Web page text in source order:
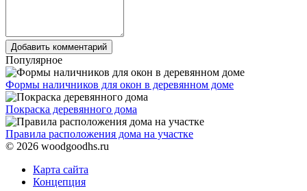
Популярное
Формы наличников для окон в деревянном доме
Покраска деревянного дома
Правила расположения дома на участке
© 2026 woodgoodhs.ru
Карта сайта
Концепция